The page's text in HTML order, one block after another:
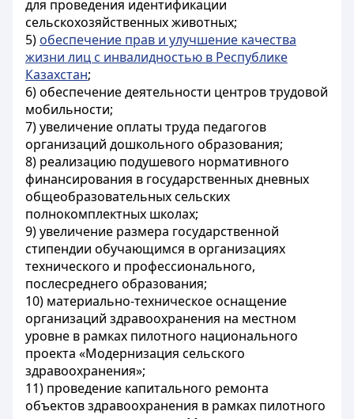
для проведения идентификации
сельскохозяйственных животных;
5) обеспечение прав и улучшение качества
жизни лиц с инвалидностью в Республике
Казахстан;
6) обеспечение деятельности центров трудовой
мобильности;
7) увеличение оплаты труда педагогов
организаций дошкольного образования;
8) реализацию подушевого нормативного
финансирования в государственных дневных
общеобразовательных сельских
полнокомплектных школах;
9) увеличение размера государственной
стипендии обучающимся в организациях
технического и профессионального,
послесреднего образования;
10) материально-техническое оснащение
организаций здравоохранения на местном
уровне в рамках пилотного национального
проекта «Модернизация сельского
здравоохранения»;
11) проведение капитального ремонта
объектов здравоохранения в рамках пилотного